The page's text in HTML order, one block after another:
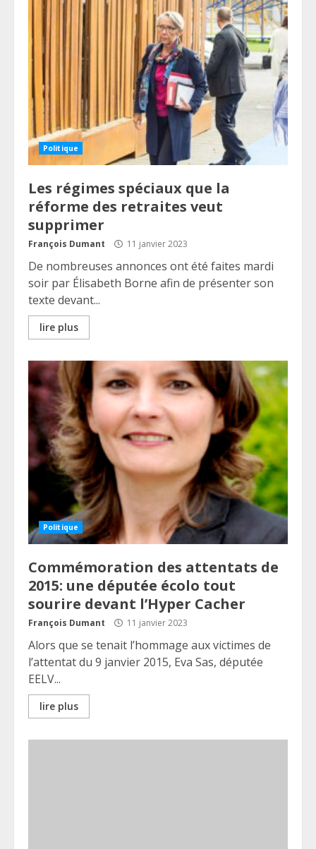
Politique
Les régimes spéciaux que la
réforme des retraites veut
supprimer
François Dumant 11 janvier 2023
De nombreuses annonces ont été faites mardi
soir par Élisabeth Borne afin de présenter son
texte devant...
lire plus
Politique
Commémoration des attentats de
2015: une députée écolo tout
sourire devant l’Hyper Cacher
François Dumant 11 janvier 2023
Alors que se tenait l’hommage aux victimes de
l’attentat du 9 janvier 2015, Eva Sas, députée
EELV...
lire plus